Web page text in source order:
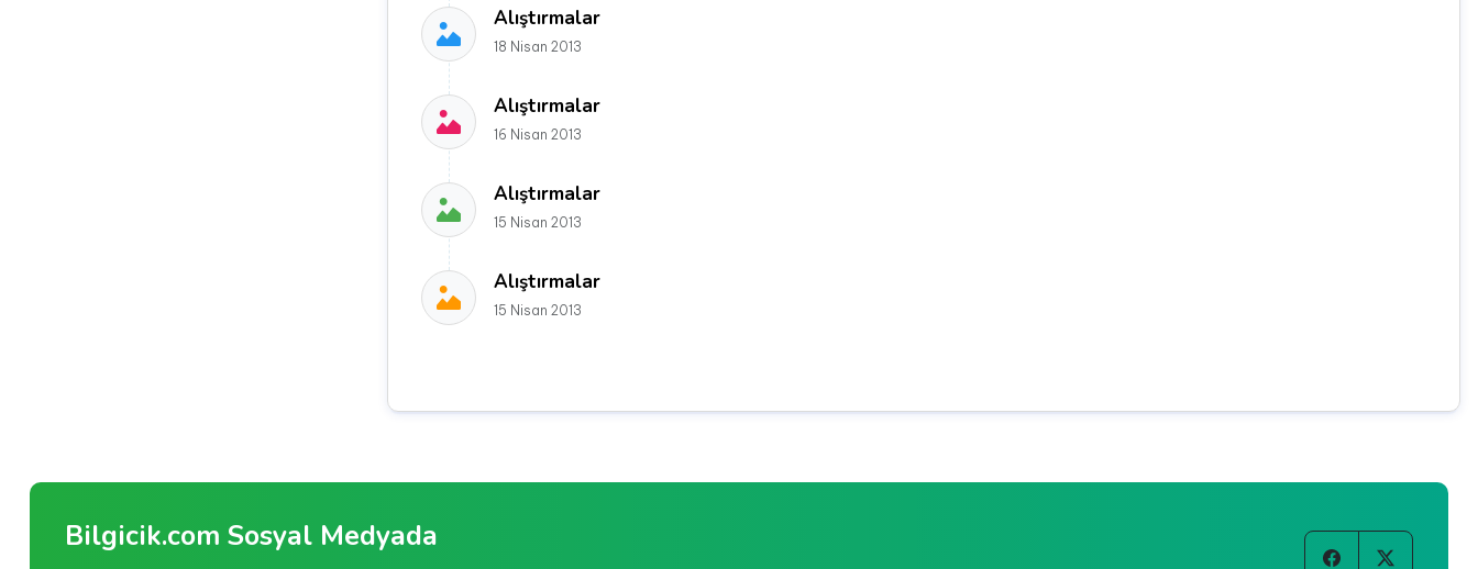
Alıştırmalar
18 Nisan 2013
Alıştırmalar
16 Nisan 2013
Alıştırmalar
15 Nisan 2013
Alıştırmalar
15 Nisan 2013
Bilgicik.com Sosyal Medyada